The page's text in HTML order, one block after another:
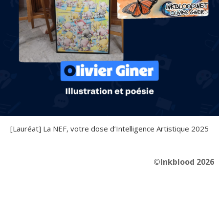
[Lauréat] La NEF, votre dose d’Intelligence Artistique 2025
©Inkblood 2026